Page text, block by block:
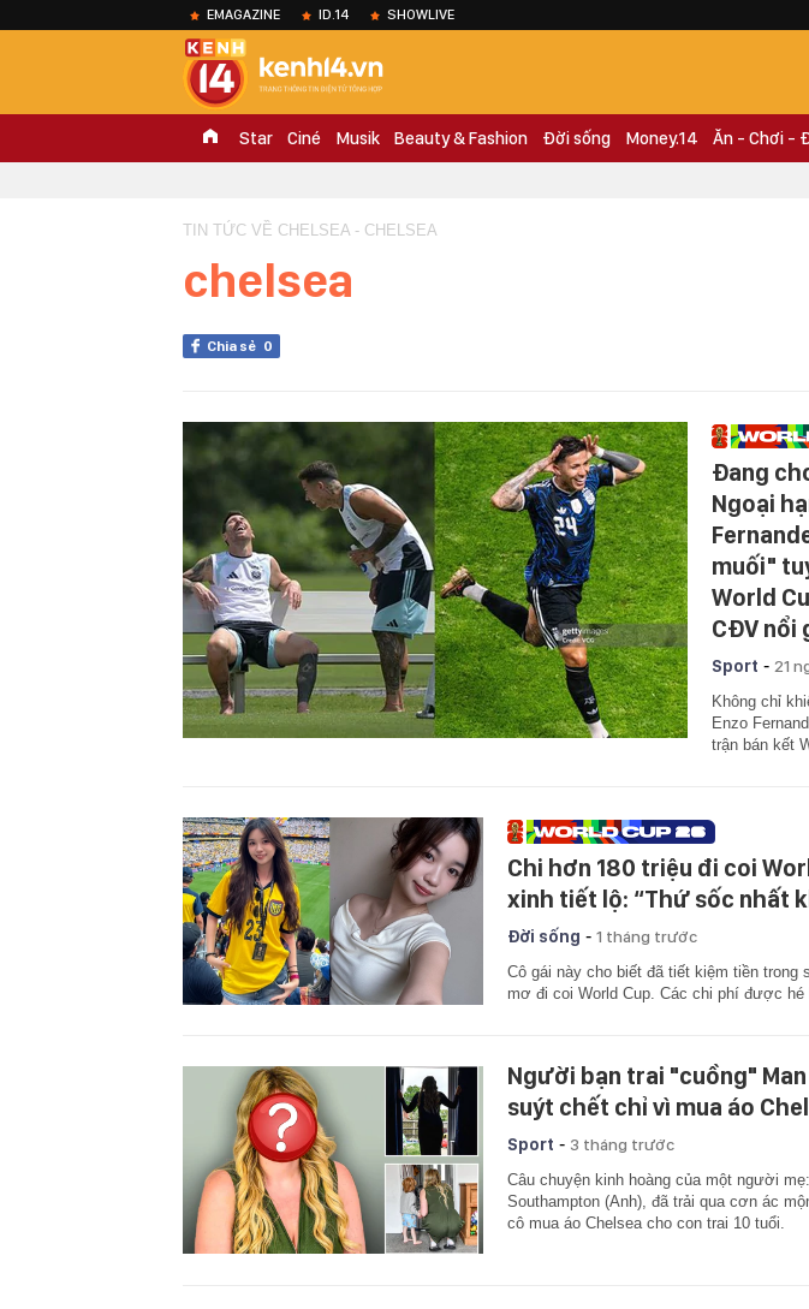
EMAGAZINE ID.14 SHOWLIVE
Star Ciné Musik Beauty & Fashion Đời sống Money.14 Ăn - Chơi -
TIN TỨC VỀ CHELSEA - CHELSEA
chelsea
Chia sẻ 0
Đang
Ngoại
muối"
World
CĐV nổi
Sport - 21
Không chỉ
Enzo
trận bán kết
Chi hơn 180 triệu đi coi
xinh tiết lộ: “Thứ sốc nhất
Đời sống - 1 tháng trước
Cô gái này cho biết đã tiết kiệm tiền
mơ đi coi World Cup. Các chi phí được hé
Người bạn trai "cuồng"
suýt chết chỉ vì mua áo
Sport - 3 tháng trước
Câu chuyện kinh hoàng của một người
Southampton (Anh), đã trải qua cơn ác
cô mua áo Chelsea cho con trai 10 tuổi.